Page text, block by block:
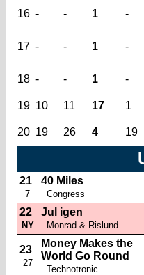
16 - - 1 -
17 - - 1 -
18 - - 1 -
19 10 11 17 1
20 19 26 4 19
21
7
40 Miles
Congress
22
NY
Jul igen
Monrad & Rislund
23
27
Money Makes the
World Go Round
Technotronic